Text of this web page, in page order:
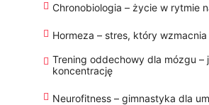
Chronobiologia – życie w rytmie
Hormeza – stres, który
Trening oddechowy dla mózgu –
koncentrację
Neurofitness – gimnastyka dla